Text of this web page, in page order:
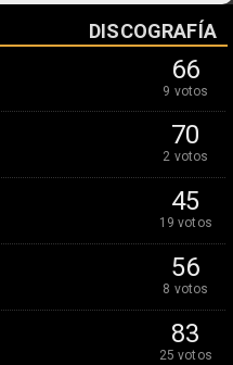
DISCOGRAFÍA
66
9 votos
70
2 votos
45
19 votos
56
8 votos
83
25 votos